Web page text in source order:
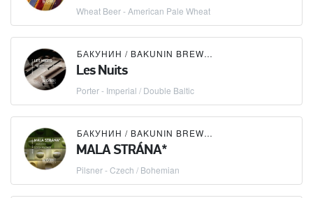
Wheat Beer - American Pale Wheat
БАКУНИН / BAKUNIN BREWING CO.
Les Nuits
Porter - Imperial / Double Baltic
БАКУНИН / BAKUNIN BREWING CO.
MАLA STRÁNA*
Pilsner - Czech / Bohemian